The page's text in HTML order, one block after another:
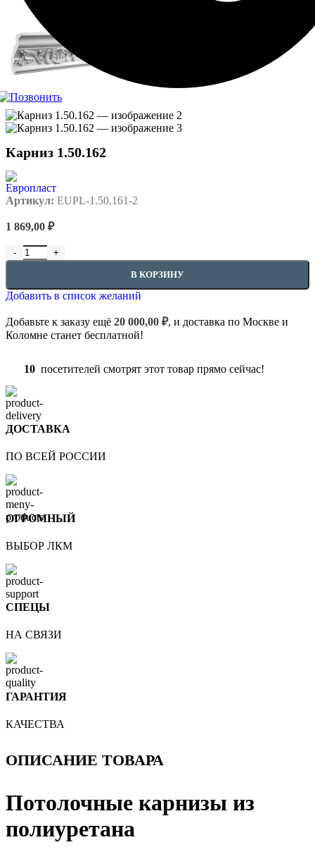
Карниз 1.50.162
Артикул: EUPL-1.50.161-2
1 869,00 ₽
Количество товара Карниз 1.50.162
В КОРЗИНУ
Добавить в список желаний
Добавьте к заказу ещё 20 000,00 ₽, и доставка по Москве и
Коломне станет бесплатной!
10 посетителей смотрят этот товар прямо сейчас!
ДОСТАВКА
ПО ВСЕЙ РОССИИ
ОГРОМНЫЙ
ВЫБОР ЛКМ
СПЕЦЫ
НА СВЯЗИ
ГАРАНТИЯ
КАЧЕСТВА
ОПИСАНИЕ ТОВАРА
Потолочные карнизы из
полиуретана